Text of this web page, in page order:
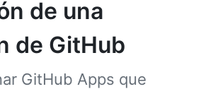
de una
de GitHub
GitHub Apps que